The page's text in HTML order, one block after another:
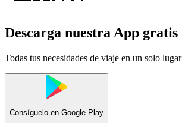
Descarga nuestra App gratis
Todas tus necesidades de viaje en un solo lugar
Consíguelo en Google Play